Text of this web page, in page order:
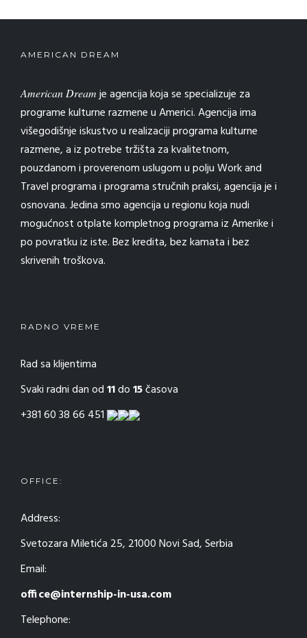
AMERICAN DREAM
American Dreamje agencija koja se specializuje za
programe kulturne razmene u Americi. Agencija ima
višegodišnje iskustvo u realizaciji programa kulturne
razmene, a iz potrebe tržišta za kvalitetnom,
pouzdanom i proverenom uslugom u polju Work and
Travel programa i programa stručnih praksi, agencija je i
osnovana. Jedina smo agencija u regionu koja nudi
mogućnost otplate kompletnog programa iz Amerike i
po povratku iz iste. Bez kredita, bez kamata i bez
skrivenih troškova.
RADNO VREME
Rad sa klijentima
Svaki radni dan od11do15časova
+381 60 38 66 451
OFFICE:
Address:
Svetozara Miletića 25, 21000 Novi Sad, Serbia
Email:
office@internship-in-usa.com
Telephone: